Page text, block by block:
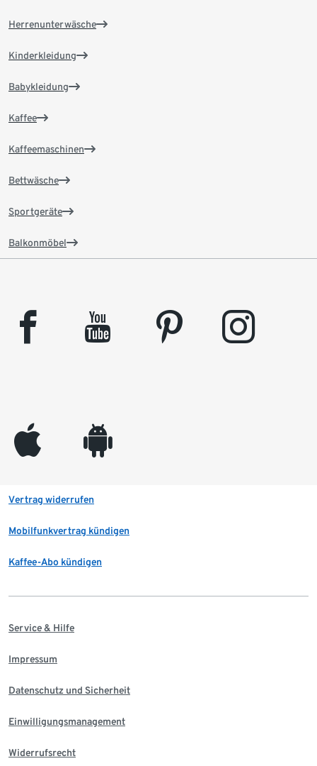
Herrenunterwäsche
Kinderkleidung
Babykleidung
Kaffee
Kaffeemaschinen
Bettwäsche
Sportgeräte
Balkonmöbel
facebook youtube pinterest instagram
appleinc android
Vertrag widerrufen
Mobilfunkvertrag kündigen
Kaffee-Abo kündigen
Service & Hilfe
Impressum
Datenschutz und Sicherheit
Einwilligungsmanagement
Widerrufsrecht